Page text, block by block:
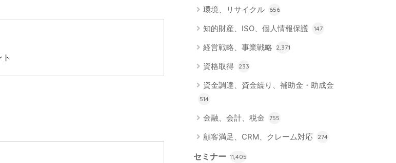
環境、リサイクル 656
知的財産、ISO、個人情報保護 147
経営戦略、事業戦略 2,371
資格取得 233
資金調達、資金繰り、補助金・助成金
514
金融、会計、税金 755
顧客満足、CRM、クレーム対応 274
セミナー 11,405